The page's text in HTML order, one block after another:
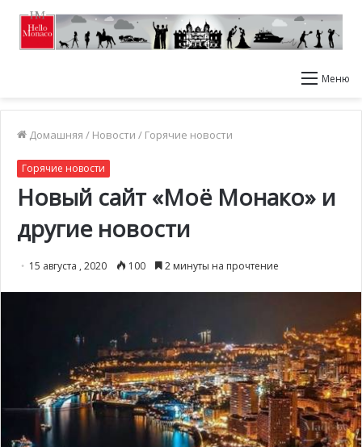
Меню
Домашняя / Новости / Горячие новости
Горячие новости
Новый сайт «Моё Монако» и
другие новости
15 августа , 2020 100 2 минуты на прочтение